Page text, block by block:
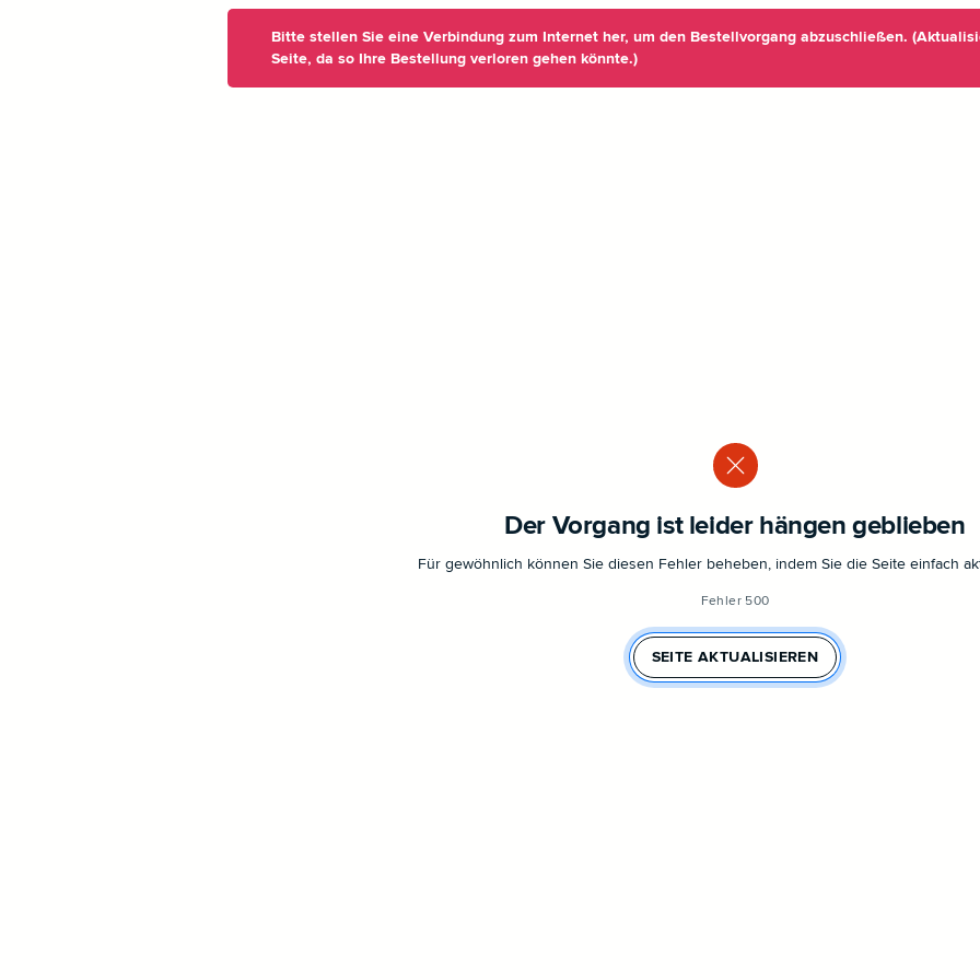
Bitte stellen Sie eine Verbindung zum Internet her, um den Bestellvorgang abzuschließen.
Seite, da so Ihre Bestellung verloren gehen könnte.)
Der Vorgang ist leider hängen geblieben
Für gewöhnlich können Sie diesen Fehler beheben, indem Sie die Seite einfach
Fehler 500
SEITE AKTUALISIEREN